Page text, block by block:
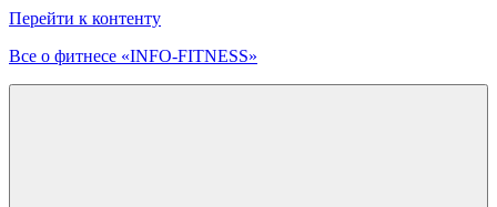
Перейти к контенту
Все о фитнесе «INFO-FITNESS»